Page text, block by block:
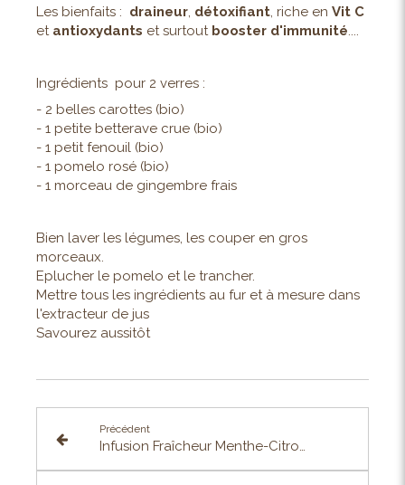
Les bienfaits : draineur, détoxifiant, riche en Vit C
et antioxydants et surtout booster d'immunité....
Ingrédients pour 2 verres :
- 2 belles carottes (bio)
- 1 petite betterave crue (bio)
- 1 petit fenouil (bio)
- 1 pomelo rosé (bio)
- 1 morceau de gingembre frais
Bien laver les légumes, les couper en gros
morceaux.
Eplucher le pomelo et le trancher.
Mettre tous les ingrédients au fur et à mesure dans
l'extracteur de jus
Savourez aussitôt
Précédent
Infusion Fraîcheur Menthe-Citron- Gingembre